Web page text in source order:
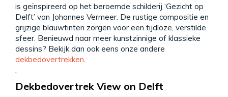
is geïnspireerd op het beroemde schilderij ‘Gezicht op
Delft’ van Johannes Vermeer. De rustige compositie en
grijzige blauwtinten zorgen voor een tijdloze, verstilde
sfeer. Benieuwd naar meer kunstzinnige of klassieke
dessins? Bekijk dan ook eens onze andere
dekbedovertrekken.
.
Dekbedovertrek View on Delft